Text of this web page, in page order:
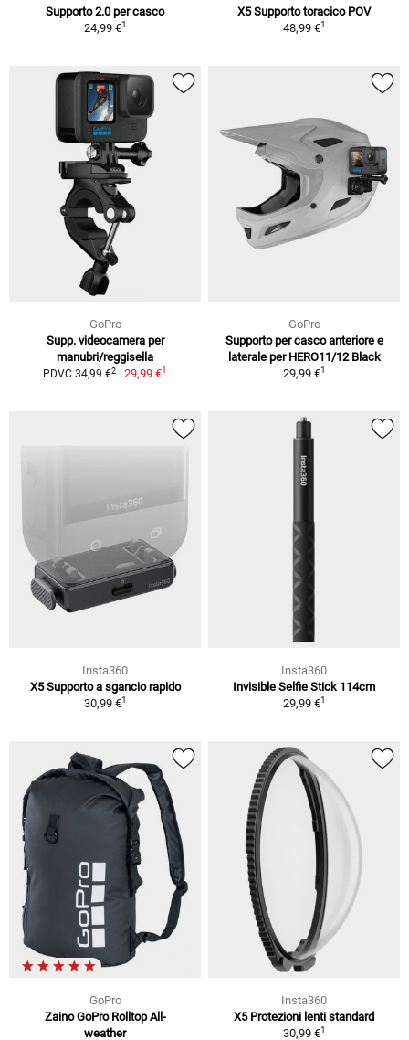
Supporto 2.0 per casco
24,99 €1
X5 Supporto toracico POV
48,99 €1
GoPro
Supp. videocamera per
manubri/reggisella
PDVC 34,99 €2 29,99 €1
GoPro
Supporto per casco anteriore e
laterale per HERO11/12 Black
29,99 €1
Insta360
X5 Supporto a sgancio rapido
30,99 €1
Insta360
Invisible Selfie Stick 114cm
29,99 €1
GoPro
Zaino GoPro Rolltop All-
weather
Insta360
X5 Protezioni lenti standard
30,99 €1